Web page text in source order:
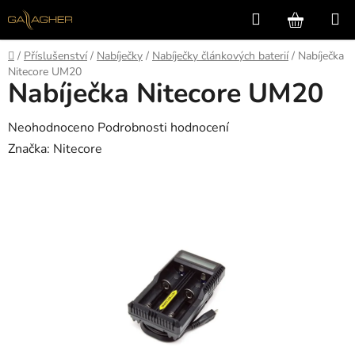
Přejít
na
obsah
Hledat
KOŠÍK
Domů
/ Příslušenství / Nabíječky / Nabíječky článkových baterií / Nabíječka
Nitecore UM20
Nabíječka Nitecore UM20
Průměrné
hodnocení
Neohodnoceno Podrobnosti hodnocení
Značka: Nitecore